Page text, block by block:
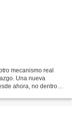
mecanismo real
Una nueva
ahora, no dentro